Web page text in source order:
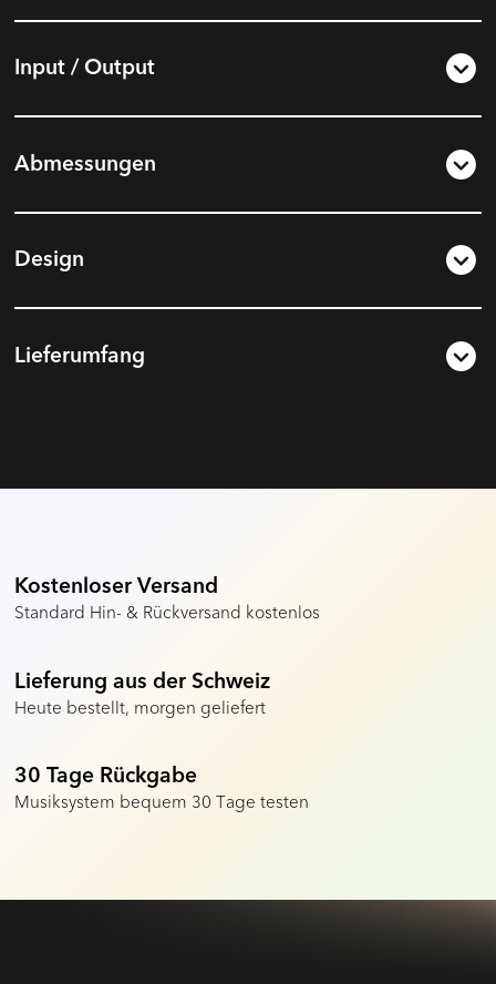
Input / Output
Abmessungen
Design
Lieferumfang
Kostenloser Versand
Standard Hin- & Rückversand kostenlos
Lieferung aus der Schweiz
Heute bestellt, morgen geliefert
30 Tage Rückgabe
Musiksystem bequem 30 Tage testen